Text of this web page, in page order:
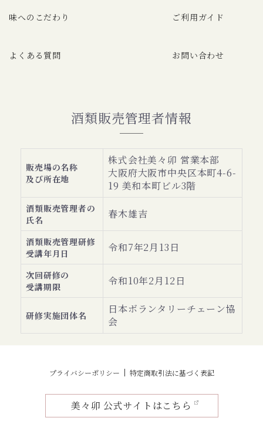
味へのこだわり ご利用ガイド
よくある質問 お問い合わせ
酒類販売管理者情報
販売場の名称
及び所在地
株式会社美々卯 営業本部
大阪府大阪市中央区本町4-6-
19 美和本町ビル3階
酒類販売管理者の
氏名
春木雄吉
酒類販売管理研修
受講年月日
令和7年2月13日
次回研修の
受講期限
令和10年2月12日
研修実施団体名
日本ボランタリーチェーン協
会
プライバシーポリシー 特定商取引法に基づく表記
美々卯 公式サイトはこちら